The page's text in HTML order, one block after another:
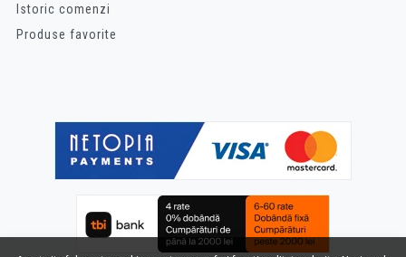
Istoric comenzi
Produse favorite